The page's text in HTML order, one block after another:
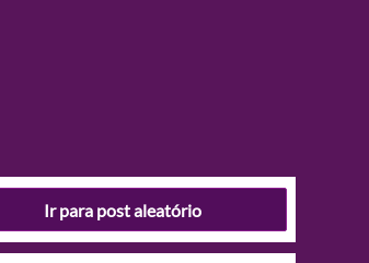
Ir para post aleatório